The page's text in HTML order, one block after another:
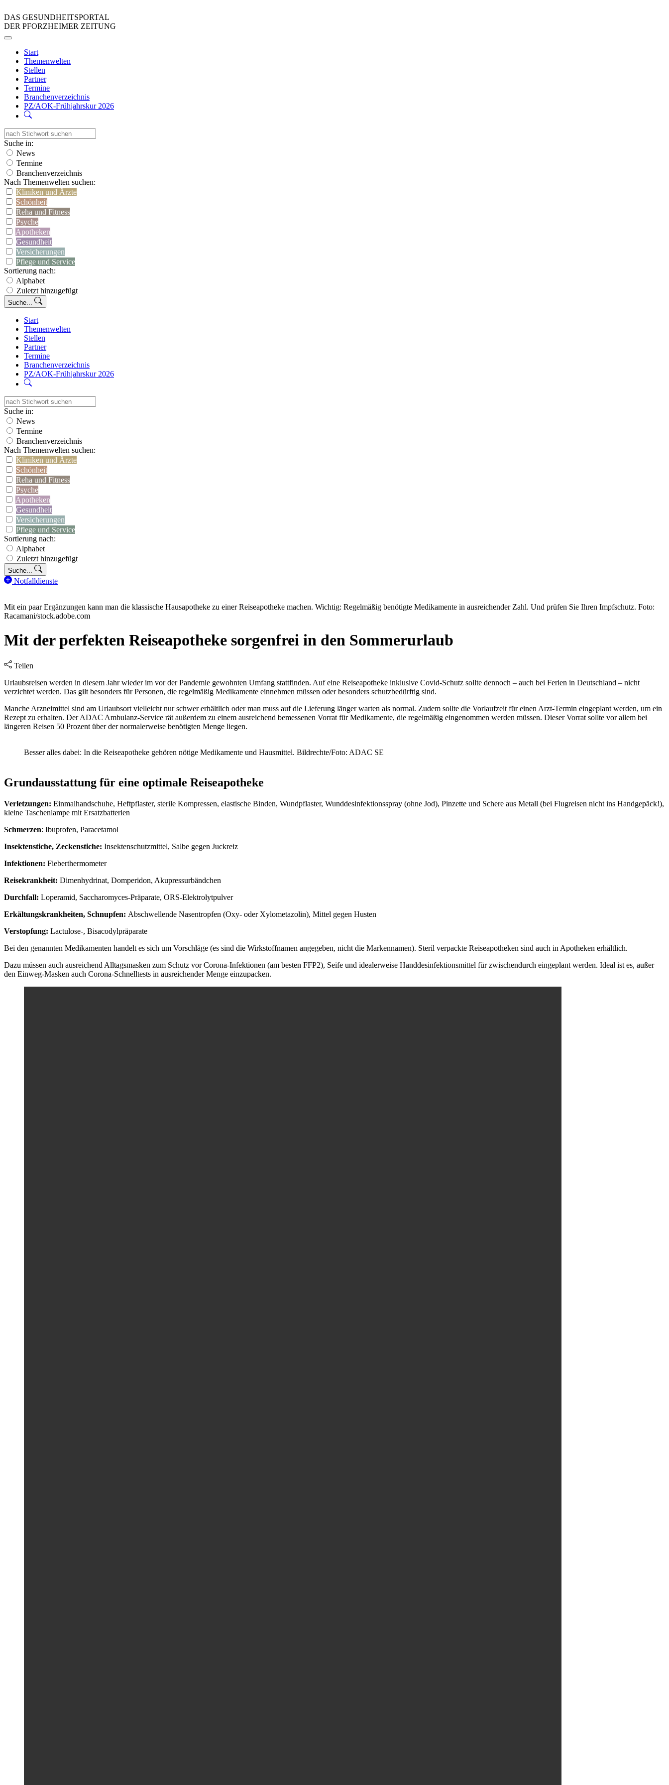
DAS GESUNDHEITSPORTAL
DER PFORZHEIMER ZEITUNG
Start
Themenwelten
Stellen
Partner
Termine
Branchenverzeichnis
PZ/AOK-Frühjahrskur 2026
Suche in:
News
Termine
Branchenverzeichnis
Nach Themenwelten suchen:
Kliniken und Ärzte
Schönheit
Reha und Fitness
Psyche
Apotheken
Gesundheit
Versicherungen
Pflege und Service
Sortierung nach:
Alphabet
Zuletzt hinzugefügt
Suche...
Start
Themenwelten
Stellen
Partner
Termine
Branchenverzeichnis
PZ/AOK-Frühjahrskur 2026
Suche in:
News
Termine
Branchenverzeichnis
Nach Themenwelten suchen:
Kliniken und Ärzte
Schönheit
Reha und Fitness
Psyche
Apotheken
Gesundheit
Versicherungen
Pflege und Service
Sortierung nach:
Alphabet
Zuletzt hinzugefügt
Suche...
Notfalldienste
Mit ein paar Ergänzungen kann man die klassische Hausapotheke zu einer Reiseapotheke machen. Wichtig: Regelmäßig benötigte Medikamente in ausreichender Zahl. Und prüfen Sie Ihren Impfschutz. Foto:
Racamani/stock.adobe.com
Mit der perfekten Reiseapotheke sorgenfrei in den Sommerurlaub
Teilen
Urlaubsreisen werden in diesem Jahr wieder im vor der Pandemie gewohnten Umfang stattfinden. Auf eine Reiseapotheke inklusive Covid-Schutz sollte dennoch – auch bei Ferien in Deutschland – nicht
verzichtet werden. Das gilt besonders für Personen, die regelmäßig Medikamente einnehmen müssen oder besonders schutzbedürftig sind.
Manche Arzneimittel sind am Urlaubsort vielleicht nur schwer erhältlich oder man muss auf die Lieferung länger warten als normal. Zudem sollte die Vorlaufzeit für einen Arzt-Termin eingeplant werden, um ein
Rezept zu erhalten. Der ADAC Ambulanz-Service rät außerdem zu einem ausreichend bemessenen Vorrat für Medikamente, die regelmäßig eingenommen werden müssen. Dieser Vorrat sollte vor allem bei
längeren Reisen 50 Prozent über der normalerweise benötigten Menge liegen.
Besser alles dabei: In die Reiseapotheke gehören nötige Medikamente und Hausmittel. Bildrechte/Foto: ADAC SE
Grundausstattung für eine optimale Reiseapotheke
Verletzungen: Einmalhandschuhe, Heftpflaster, sterile Kompressen, elastische Binden, Wundpflaster, Wunddesinfektionsspray (ohne Jod), Pinzette und Schere aus Metall (bei Flugreisen nicht ins Handgepäck!),
kleine Taschenlampe mit Ersatzbatterien
Schmerzen: Ibuprofen, Paracetamol
Insektenstiche, Zeckenstiche: Insektenschutzmittel, Salbe gegen Juckreiz
Infektionen: Fieberthermometer
Reisekrankheit: Dimenhydrinat, Domperidon, Akupressurbändchen
Durchfall: Loperamid, Saccharomyces-Präparate, ORS-Elektrolytpulver
Erkältungskrankheiten, Schnupfen: Abschwellende Nasentropfen (Oxy- oder Xylometazolin), Mittel gegen Husten
Verstopfung: Lactulose-, Bisacodylpräparate
Bei den genannten Medikamenten handelt es sich um Vorschläge (es sind die Wirkstoffnamen angegeben, nicht die Markennamen). Steril verpackte Reiseapotheken sind auch in Apotheken erhältlich.
Dazu müssen auch ausreichend Alltagsmasken zum Schutz vor Corona-Infektionen (am besten FFP2), Seife und idealerweise Handdesinfektionsmittel für zwischendurch eingeplant werden. Ideal ist es, außer
den Einweg-Masken auch Corona-Schnelltests in ausreichender Menge einzupacken.